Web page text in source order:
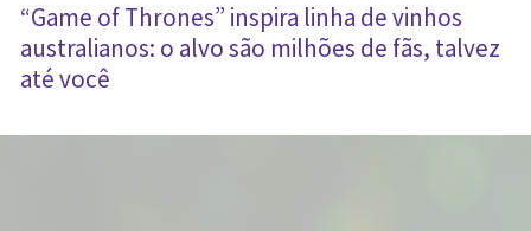
“Game of Thrones” inspira linha de vinhos
australianos: o alvo são milhões de fãs, talvez
até você